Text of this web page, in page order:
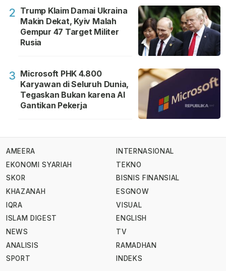
2 Trump Klaim Damai Ukraina
Makin Dekat, Kyiv Malah
Gempur 47 Target Militer
Rusia
3 Microsoft PHK 4.800
Karyawan di Seluruh Dunia,
Tegaskan Bukan karena AI
Gantikan Pekerja
AMEERA
EKONOMI SYARIAH
SKOR
KHAZANAH
IQRA
ISLAM DIGEST
NEWS
ANALISIS
SPORT
INTERNASIONAL
TEKNO
BISNIS FINANSIAL
ESGNOW
VISUAL
ENGLISH
TV
RAMADHAN
INDEKS